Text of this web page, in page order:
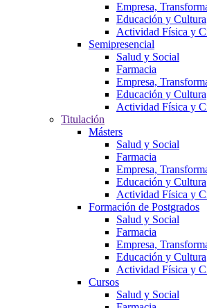
Empresa,
Educación y Cultura
Actividad Física y
Semipresencial
Salud y Social
Farmacia
Empresa,
Educación y Cultura
Actividad Física y
Titulación
Másters
Salud y Social
Farmacia
Empresa,
Educación y Cultura
Actividad Física y
Formación de Postgrados
Salud y Social
Farmacia
Empresa,
Educación y Cultura
Actividad Física y
Cursos
Salud y Social